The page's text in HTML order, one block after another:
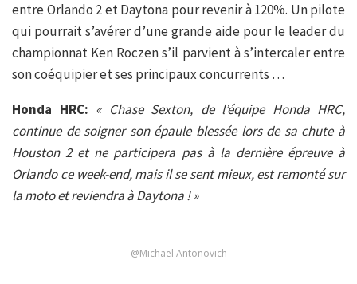
entre Orlando 2 et Daytona pour revenir à 120%. Un pilote
qui pourrait s’avérer d’une grande aide pour le leader du
championnat Ken Roczen s’il parvient à s’intercaler entre
son coéquipier et ses principaux concurrents …
Honda HRC: « Chase Sexton, de l’équipe Honda HRC,
continue de soigner son épaule blessée lors de sa chute à
Houston 2 et ne participera pas à la dernière épreuve à
Orlando ce week-end, mais il se sent mieux, est remonté sur
la moto et reviendra à Daytona ! »
@Michael Antonovich